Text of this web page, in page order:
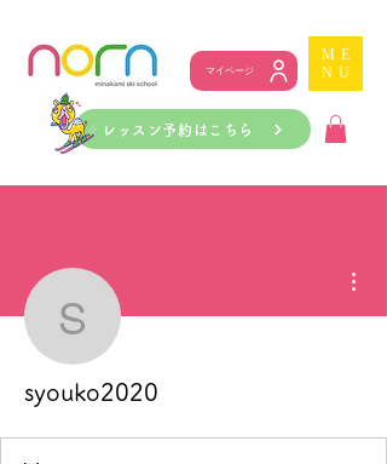
マイページ
ME
NU
レッスン予約はこちら
syouko2020
syouko2020